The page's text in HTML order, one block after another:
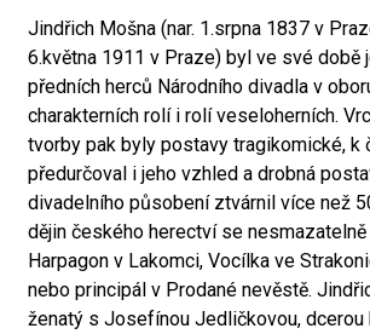
Jindřich Mošna (nar. 1.srpna 1837 v
6.května 1911 v Praze) byl ve své době
předních herců Národního divadla v
charakterních rolí i rolí veseloherních.
tvorby pak byly postavy tragikomické, k
předurčoval i jeho vzhled a drobná
divadelního působení ztvárnil více než
dějin českého herectví se
Harpagon v Lakomci, Vocílka ve
nebo principál v Prodané nevěstě.
ženatý s Josefínou Jedličkovou,